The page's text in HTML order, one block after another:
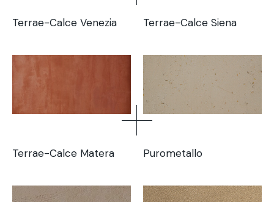
Terrae-Calce Venezia Terrae-Calce Siena
Terrae-Calce Matera Purometallo